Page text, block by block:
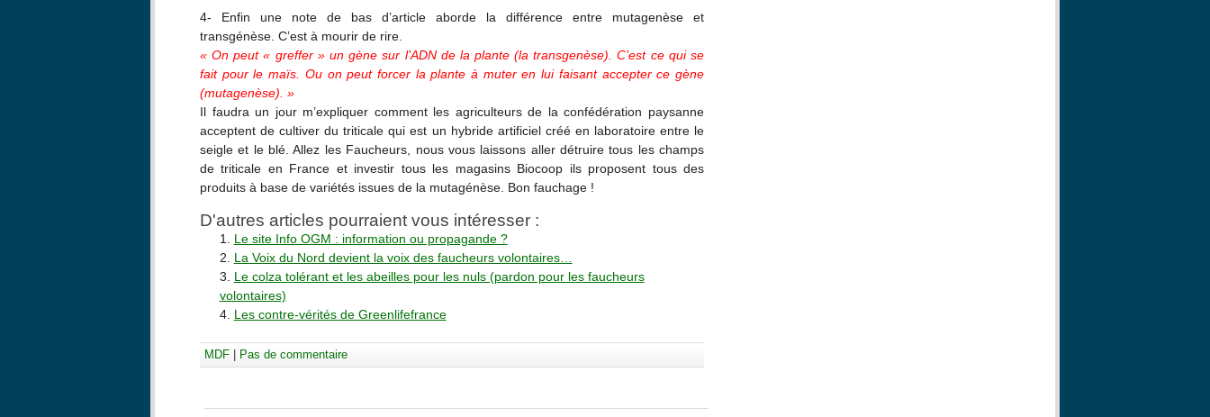
4- Enfin une note de bas d’article aborde la différence entre mutagenèse et
transgénèse. C’est à mourir de rire.
« On peut « greffer » un gène sur l’ADN de la plante (la transgenèse). C’est ce qui se
fait pour le maïs. Ou on peut forcer la plante à muter en lui faisant accepter ce gène
(mutagenèse). »
Il faudra un jour m’expliquer comment les agriculteurs de la confédération paysanne
acceptent de cultiver du triticale qui est un hybride artificiel créé en laboratoire entre le
seigle et le blé. Allez les Faucheurs, nous vous laissons aller détruire tous les champs
de triticale en France et investir tous les magasins Biocoop ils proposent tous des
produits à base de variétés issues de la mutagénèse. Bon fauchage !
D'autres articles pourraient vous intéresser :
Le site Info OGM : information ou propagande ?
La Voix du Nord devient la voix des faucheurs volontaires…
Le colza tolérant et les abeilles pour les nuls (pardon pour les faucheurs
volontaires)
Les contre-vérités de Greenlifefrance
MDF Pas de commentaire